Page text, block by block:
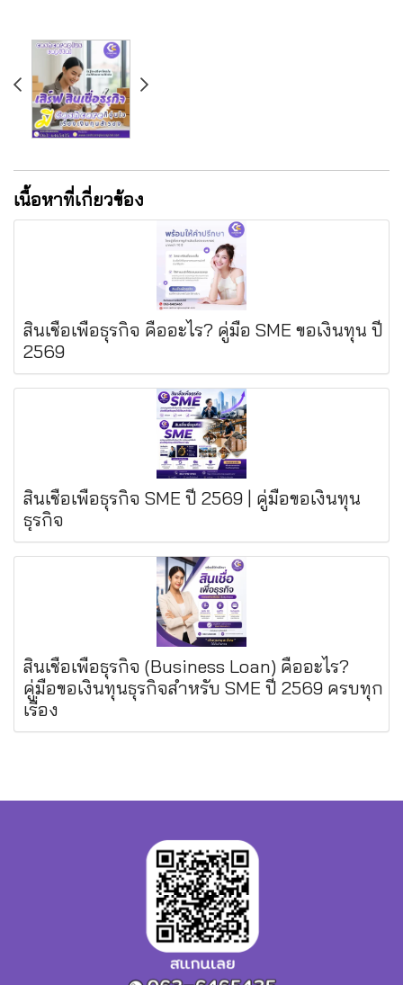
เนื้อหาที่เกี่ยวข้อง
สินเชื่อเพื่อธุรกิจ คืออะไร? คู่มือ SME ขอเงินทุน ปี
2569
สินเชื่อเพื่อธุรกิจ SME ปี 2569 | คู่มือขอเงินทุน
ธุรกิจ
สินเชื่อเพื่อธุรกิจ (Business Loan) คืออะไร?
คู่มือขอเงินทุนธุรกิจสำหรับ SME ปี 2569 ครบทุก
เรื่อง